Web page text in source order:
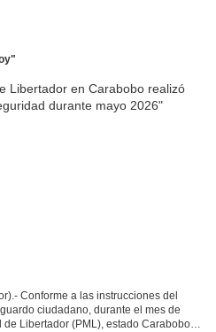
Conforme a las instrucciones del
ciudadano, durante el mes de
Libertador (PML), estado Carabobo,